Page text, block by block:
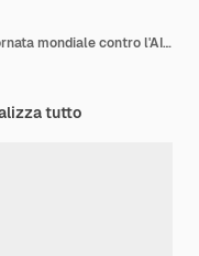
Progettazione del modello della giornata mondiale contro l'AIDS
tutto